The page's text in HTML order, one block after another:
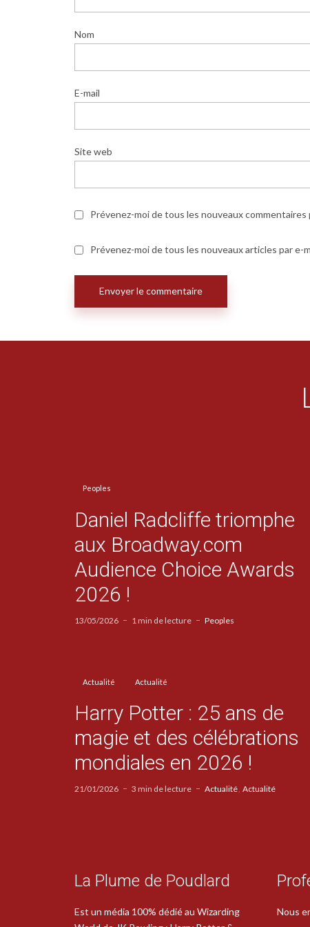
Nom
E-mail
Site web
Prévenez-moi de tous les nouveaux commentaires
Prévenez-moi de tous les nouveaux articles par e-
Peoples
Daniel Radcliffe triomphe
aux Broadway.com
Audience Choice Awards
2026 !
13/05/2026 1 min de lecture Peoples
Actualité Actualité
Harry Potter : 25 ans de
magie et des célébrations
mondiales en 2026 !
21/01/2026 3 min de lecture Actualité Actualité
La Plume de Poudlard
Est un média 100% dédié au Wizarding
Nous